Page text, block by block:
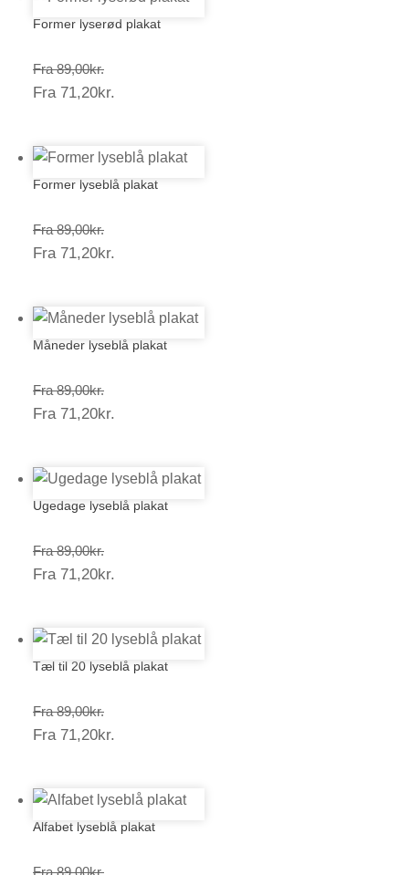
Former lyserød plakat
Fra 89,00kr.Prisinterval:
89,00kr.
Fra 71,20kr.
Former lyseblå plakat
Fra 89,00kr.Prisinterval:
89,00kr.
Fra 71,20kr.
Måneder lyseblå plakat
Fra 89,00kr.Prisinterval:
89,00kr.
Fra 71,20kr.
Ugedage lyseblå plakat
Fra 89,00kr.Prisinterval:
89,00kr.
Fra 71,20kr.
Tæl til 20 lyseblå plakat
Fra 89,00kr.Prisinterval:
89,00kr.
Fra 71,20kr.
Alfabet lyseblå plakat
Prisinterval: